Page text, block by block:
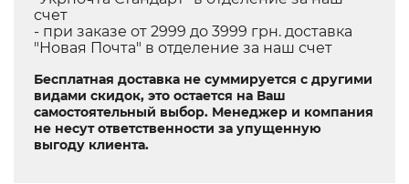
счет
- при заказе от 2999 до 3999 грн. доставка
"Новая Почта" в отделение за наш счет
Бесплатная доставка не суммируется с другими
видами скидок, это остается на Ваш
самостоятельный выбор. Менеджер и компания
не несут ответственности за упущенную
выгоду клиента.